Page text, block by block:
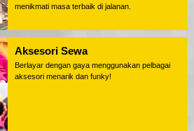
menikmati masa terbaik di jalanan.
Aksesori Sewa
Berlayar dengan gaya menggunakan pelbagai
aksesori menarik dan funky!